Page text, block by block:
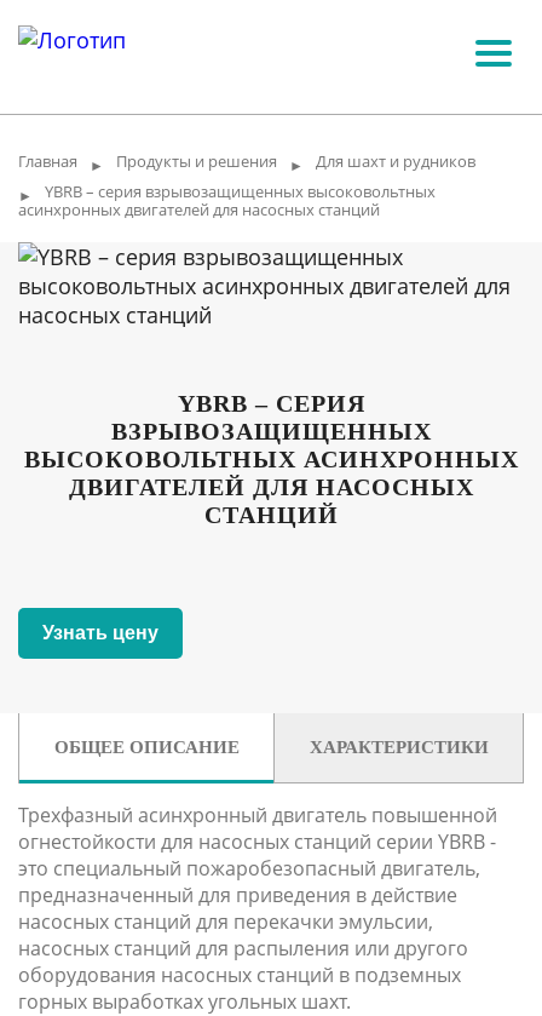
Главная ► Продукты и решения ► Для шахт и рудников
►
YBRB – серия взрывозащищенных высоковольтных
асинхронных двигателей для насосных станций
YBRB – СЕРИЯ
ВЗРЫВОЗАЩИЩЕННЫХ
ВЫСОКОВОЛЬТНЫХ АСИНХРОННЫХ
ДВИГАТЕЛЕЙ ДЛЯ НАСОСНЫХ
СТАНЦИЙ
Узнать цену
ОБЩЕЕ ОПИСАНИЕ ХАРАКТЕРИСТИКИ
Трехфазный асинхронный двигатель повышенной
огнестойкости для насосных станций серии YBRB -
это специальный пожаробезопасный двигатель,
предназначенный для приведения в действие
насосных станций для перекачки эмульсии,
насосных станций для распыления или другого
оборудования насосных станций в подземных
горных выработках угольных шахт.